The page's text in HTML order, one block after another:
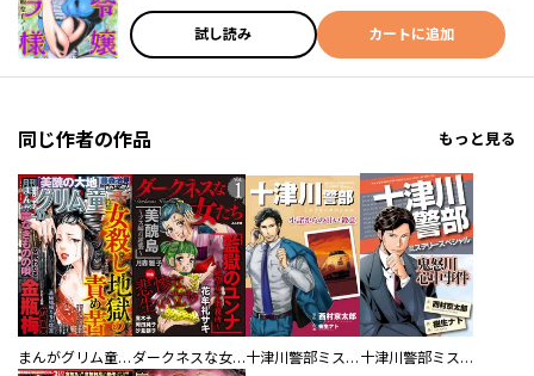
試し読み カートに追加
同じ作者の作品 もっと見る
まんがグリム童話 ダークネスな女たち 十津川警部ミステリースペシャル 小諸からの甘い殺意 十津川警部ミステリースペシャル 鬼怒川心中事件